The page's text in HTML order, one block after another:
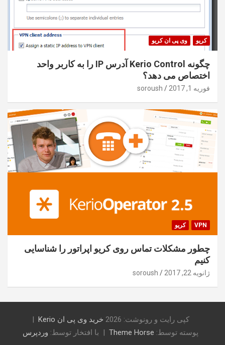
کریو وی پی ان کریو
چگونه Kerio Control آدرس IP را به کاربر واحد
اختصاص می دهد؟
فوریه 1, 2017 soroush
VPN کریو
چطور مشکلات تماس روی کریو اپراتور را شناسایی
کنیم
ژانویه 22, 2017 soroush
کپی رایت و رونوشت: 2026
خرید وی پی ان Kerio
پوسته توسط: Theme Horse با افتخار توسط: وردپرس